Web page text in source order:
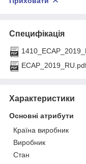
Специфікація
Характеристики
Основні атрибути
Країна виробник
Виробник
Стан